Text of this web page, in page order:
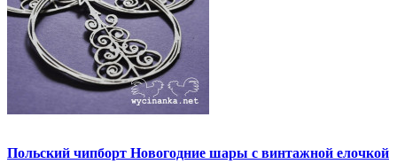
Польский чипборт Новогодние шары с винтажной елочкой